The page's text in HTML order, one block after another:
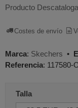
Producto
Costes de envío
Marca: Skechers •
Referencia: 117580-
Talla